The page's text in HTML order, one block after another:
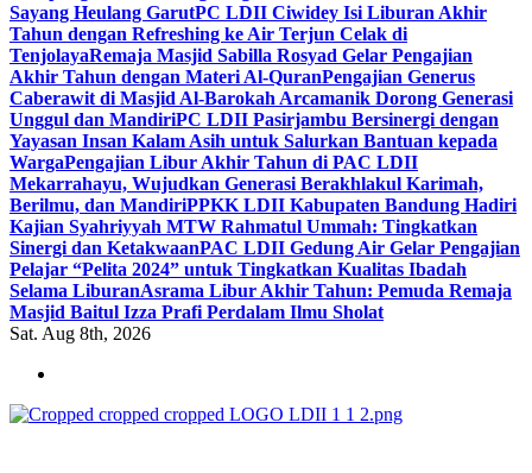
Sayang Heulang GarutPC LDII Ciwidey Isi Liburan Akhir
Tahun dengan Refreshing ke Air Terjun Celak di
TenjolayaRemaja Masjid Sabilla Rosyad Gelar Pengajian
Akhir Tahun dengan Materi Al-QuranPengajian Generus
Caberawit di Masjid Al-Barokah Arcamanik Dorong Generasi
Unggul dan MandiriPC LDII Pasirjambu Bersinergi dengan
Yayasan Insan Kalam Asih untuk Salurkan Bantuan kepada
WargaPengajian Libur Akhir Tahun di PAC LDII
Mekarrahayu, Wujudkan Generasi Berakhlakul Karimah,
Berilmu, dan MandiriPPKK LDII Kabupaten Bandung Hadiri
Kajian Syahriyyah MTW Rahmatul Ummah: Tingkatkan
Sinergi dan KetakwaanPAC LDII Gedung Air Gelar Pengajian
Pelajar “Pelita 2024” untuk Tingkatkan Kualitas Ibadah
Selama LiburanAsrama Libur Akhir Tahun: Pemuda Remaja
Masjid Baitul Izza Prafi Perdalam Ilmu Sholat
Sat. Aug 8th, 2026